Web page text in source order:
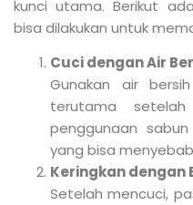
kunci utama. Berikut
bisa dilakukan untuk
Cuci dengan Air
Gunakan air
terutama
penggunaan
yang bisa
Keringkan dengan
Setelah mencuci,